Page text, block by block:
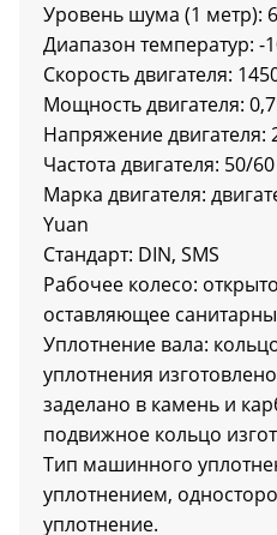
Уровень шума (1 метр):
Диапазон температур: -
Скорость двигателя:
Мощность двигателя:
Напряжение двигателя:
Частота двигателя: 50/
Марка двигателя:
Yuan
Стандарт: DIN, SMS
Рабочее колесо:
оставляющее
Уплотнение вала:
уплотнения
заделано в камень и
подвижное кольцо
Тип машинного
уплотнением,
уплотнение.